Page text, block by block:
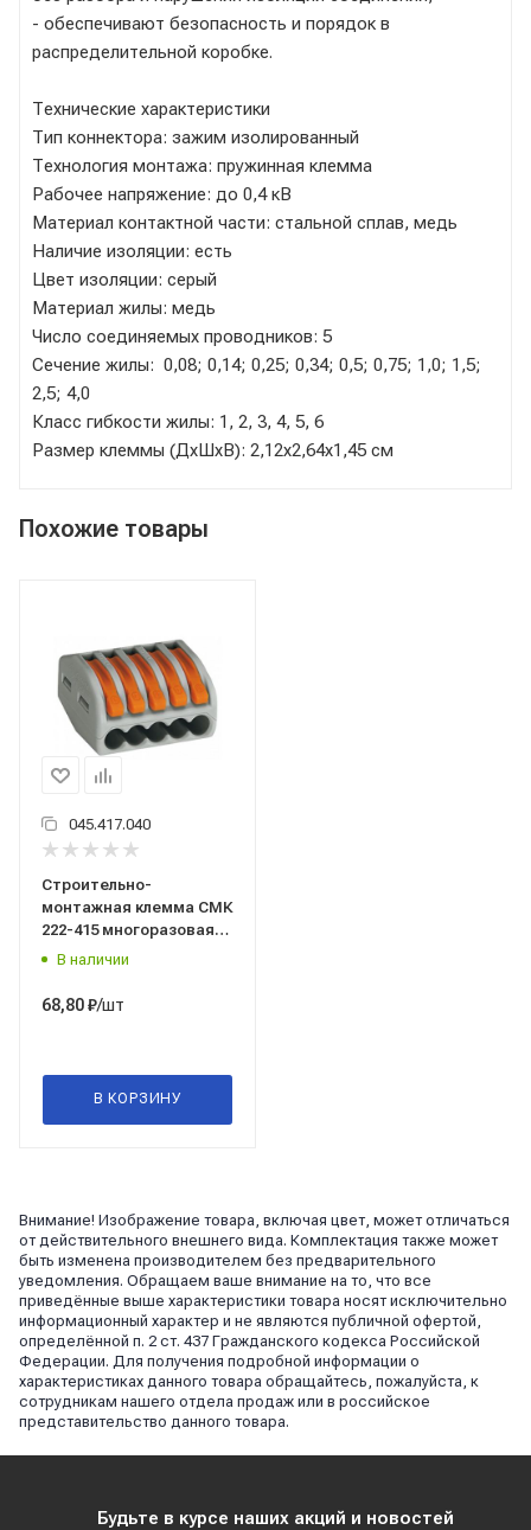
- обеспечивают безопасность и порядок в
распределительной коробке.
Технические характеристики
Тип коннектора: зажим изолированный
Технология монтажа: пружинная клемма
Рабочее напряжение: до 0,4 кВ
Материал контактной части: стальной сплав, медь
Наличие изоляции: есть
Цвет изоляции: серый
Материал жилы: медь
Число соединяемых проводников: 5
Сечение жилы: 0,08; 0,14; 0,25; 0,34; 0,5; 0,75; 1,0; 1,5;
2,5; 4,0
Класс гибкости жилы: 1, 2, 3, 4, 5, 6
Размер клеммы (ДхШхВ): 2,12х2,64х1,45 см
Похожие товары
045.417.040
Строительно-
монтажная клемма СМК
222-415 многоразовая
IEK (UKZ-001-415)
В наличии
68,80₽/шт
В КОРЗИНУ
Внимание! Изображение товара, включая цвет, может отличаться
от действительного внешнего вида. Комплектация также может
быть изменена производителем без предварительного
уведомления. Обращаем ваше внимание на то, что все
приведённые выше характеристики товара носят исключительно
информационный характер и не являются публичной офертой,
определённой п. 2 ст. 437 Гражданского кодекса Российской
Федерации. Для получения подробной информации о
характеристиках данного товара обращайтесь, пожалуйста, к
сотрудникам нашего отдела продаж или в российское
представительство данного товара.
Будьте в курсе наших акций и новостей